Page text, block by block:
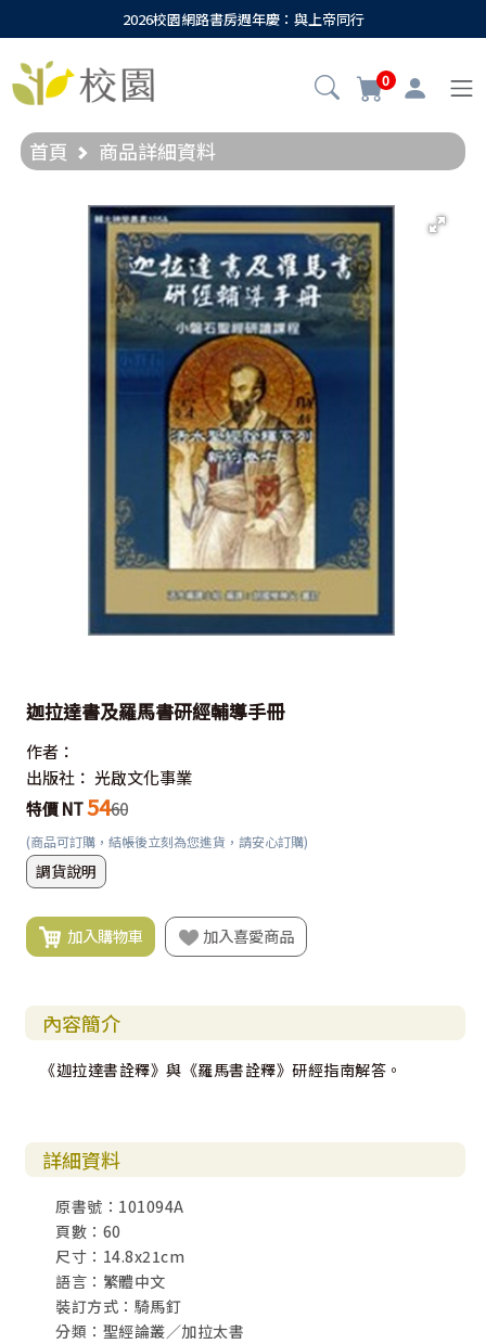
2026校園網路書房週年慶：與上帝同行
0
首頁 商品詳細資料
迦拉達書及羅馬書研經輔導手冊
作者：
出版社： 光啟文化事業
特價 NT5460
(商品可訂購，結帳後立刻為您進貨，請安心訂購)
調貨說明
加入購物車 加入喜愛商品
內容簡介
《迦拉達書詮釋》與《羅馬書詮釋》研經指南解答。
詳細資料
原書號：101094A
頁數：60
尺寸：14.8x21cm
語言：繁體中文
裝訂方式：騎馬釘
分類：聖經論叢／加拉太書